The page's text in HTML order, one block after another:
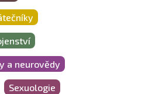
a neurovědy
Sexuologie